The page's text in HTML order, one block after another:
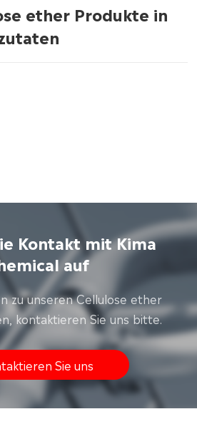
ether Produkte in
Kontakt mit Kima
auf
zu unseren Cellulose ether
kontaktieren Sie uns bitte.
Sie uns